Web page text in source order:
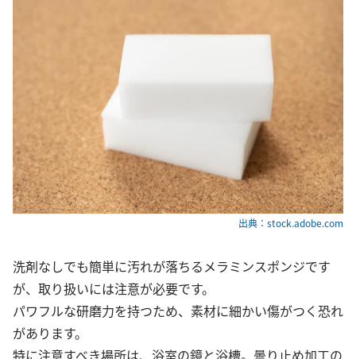
出典：stock.adobe.com
洗剤なしでも簡単に汚れが落ちるメラミンスポンジです
が、取り扱いには注意が必要です。
パワフルな研磨力を持つため、素材に細かい傷がつく恐れ
があります。